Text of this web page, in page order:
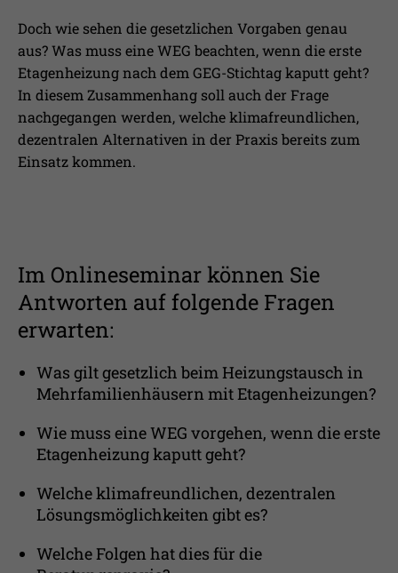
Doch wie sehen die gesetzlichen Vorgaben genau
aus? Was muss eine WEG beachten, wenn die erste
Etagenheizung nach dem GEG-Stichtag kaputt geht?
In diesem Zusammenhang soll auch der Frage
nachgegangen werden, welche klimafreundlichen,
dezentralen Alternativen in der Praxis bereits zum
Einsatz kommen.
Im Onlineseminar können Sie
Antworten auf folgende Fragen
erwarten:
Was gilt gesetzlich beim Heizungstausch in
Mehrfamilienhäusern mit Etagenheizungen?
Wie muss eine WEG vorgehen, wenn die erste
Etagenheizung kaputt geht?
Welche klimafreundlichen, dezentralen
Lösungsmöglichkeiten gibt es?
Welche Folgen hat dies für die